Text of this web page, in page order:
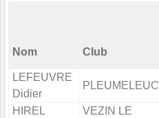
Nom Club
LEFEUVRE
Didier
PLEUMELEUC
HIREL
VEZIN LE